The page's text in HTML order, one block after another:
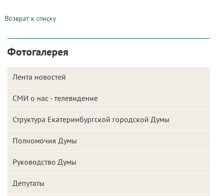
Возврат к списку
Фотогалерея
Лента новостей
СМИ о нас - телевидение
Структура Екатеринбургской городской Думы
Полномочия Думы
Руководство Думы
Депутаты